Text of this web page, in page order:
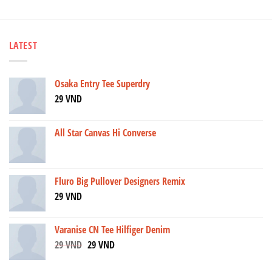
LATEST
Osaka Entry Tee Superdry
29VND
All Star Canvas Hi Converse
Fluro Big Pullover Designers Remix
29VND
Varanise CN Tee Hilfiger Denim
29VND 29VND